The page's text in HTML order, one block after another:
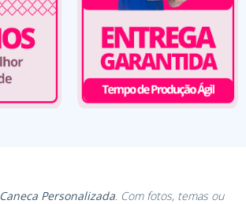
Caneca Personalizada . Com fotos, temas ou